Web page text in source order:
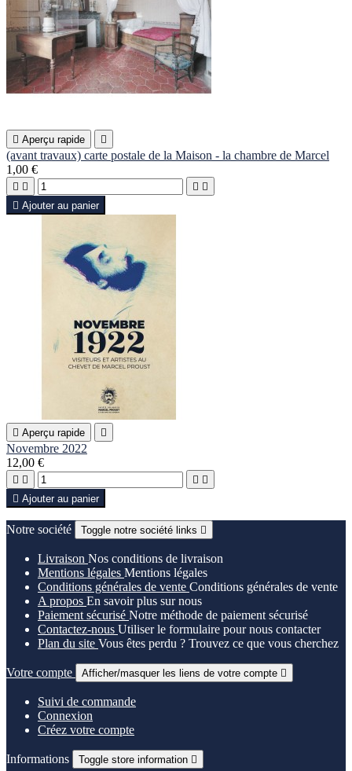
 Aperçu rapide 
(avant travaux) carte postale de la Maison - la chambre de Marcel
1,00 €
   
 Ajouter au panier
 Aperçu rapide 
Novembre 2022
12,00 €
   
 Ajouter au panier
Notre société Toggle notre société links 
Livraison Nos conditions de livraison
Mentions légales Mentions légales
Conditions générales de vente Conditions générales de vente
A propos En savoir plus sur nous
Paiement sécurisé Notre méthode de paiement sécurisé
Contactez-nous Utiliser le formulaire pour nous contacter
Plan du site Vous êtes perdu ? Trouvez ce que vous cherchez
Votre compte Afficher/masquer les liens de votre compte 
Suivi de commande
Connexion
Créez votre compte
Informations Toggle store information 